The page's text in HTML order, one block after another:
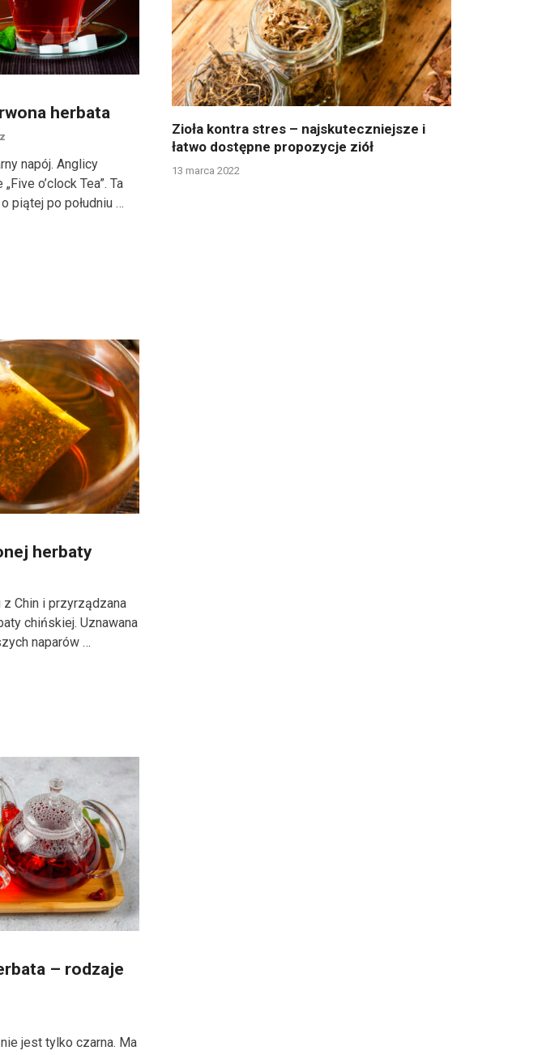
herbata
napój. Anglicy
o’clock Tea”. Ta
piątej po południu …
herbaty
Chin i przyrządzana
chińskiej. Uznawana
naparów …
– rodzaje
jest tylko czarna. Ma
Zioła kontra stres – najskuteczniejsze i
łatwo dostępne propozycje ziół
13 marca 2022